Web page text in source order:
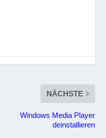
NÄCHSTE
Windows Media Player
deinstallieren